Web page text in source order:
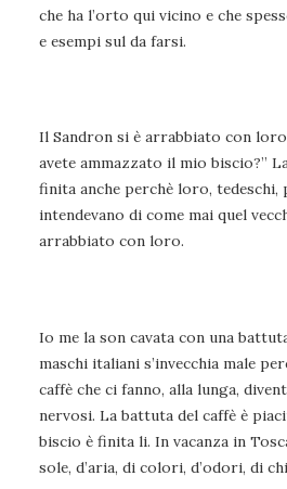
che ha l’orto qui vicino e che
e esempi sul da farsi.
Il Sandron si è arrabbiato con
avete ammazzato il mio biscio?”
finita anche perchè loro, tedeschi,
intendevano di come mai quel
arrabbiato con loro.
Io me la son cavata con una
maschi italiani s’invecchia male
caffè che ci fanno, alla lunga,
nervosi. La battuta del caffè è
biscio è finita li. In vacanza in
sole, d’aria, di colori, d’odori, di